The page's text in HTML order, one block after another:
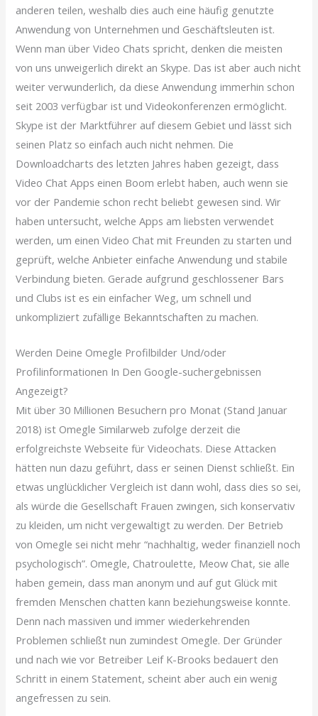
anderen teilen, weshalb dies auch eine häufig genutzte
Anwendung von Unternehmen und Geschäftsleuten ist.
Wenn man über Video Chats spricht, denken die meisten
von uns unweigerlich direkt an Skype. Das ist aber auch nicht
weiter verwunderlich, da diese Anwendung immerhin schon
seit 2003 verfügbar ist und Videokonferenzen ermöglicht.
Skype ist der Marktführer auf diesem Gebiet und lässt sich
seinen Platz so einfach auch nicht nehmen. Die
Downloadcharts des letzten Jahres haben gezeigt, dass
Video Chat Apps einen Boom erlebt haben, auch wenn sie
vor der Pandemie schon recht beliebt gewesen sind. Wir
haben untersucht, welche Apps am liebsten verwendet
werden, um einen Video Chat mit Freunden zu starten und
geprüft, welche Anbieter einfache Anwendung und stabile
Verbindung bieten. Gerade aufgrund geschlossener Bars
und Clubs ist es ein einfacher Weg, um schnell und
unkompliziert zufällige Bekanntschaften zu machen.
Werden Deine Omegle Profilbilder Und/oder
Profilinformationen In Den Google-suchergebnissen
Angezeigt?
Mit über 30 Millionen Besuchern pro Monat (Stand Januar
2018) ist Omegle Similarweb zufolge derzeit die
erfolgreichste Webseite für Videochats. Diese Attacken
hätten nun dazu geführt, dass er seinen Dienst schließt. Ein
etwas unglücklicher Vergleich ist dann wohl, dass dies so sei,
als würde die Gesellschaft Frauen zwingen, sich konservativ
zu kleiden, um nicht vergewaltigt zu werden. Der Betrieb
von Omegle sei nicht mehr “nachhaltig, weder finanziell noch
psychologisch”. Omegle, Chatroulette, Meow Chat, sie alle
haben gemein, dass man anonym und auf gut Glück mit
fremden Menschen chatten kann beziehungsweise konnte.
Denn nach massiven und immer wiederkehrenden
Problemen schließt nun zumindest Omegle. Der Gründer
und nach wie vor Betreiber Leif K-Brooks bedauert den
Schritt in einem Statement, scheint aber auch ein wenig
angefressen zu sein.